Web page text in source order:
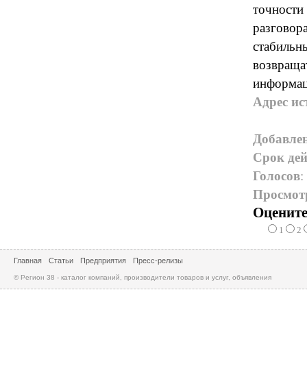
Адрес
Срок
Голосов:
1 2
Главная Статьи Предприятия Пресс-релизы
© Регион 38 - каталог компаний, производители товаров и услуг, объявления